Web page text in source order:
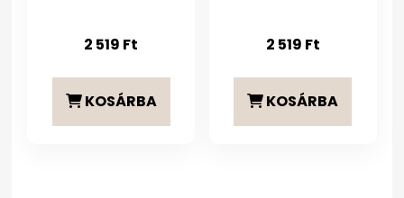
2 519 Ft
KOSÁRBA
2 519 Ft
KOSÁRBA